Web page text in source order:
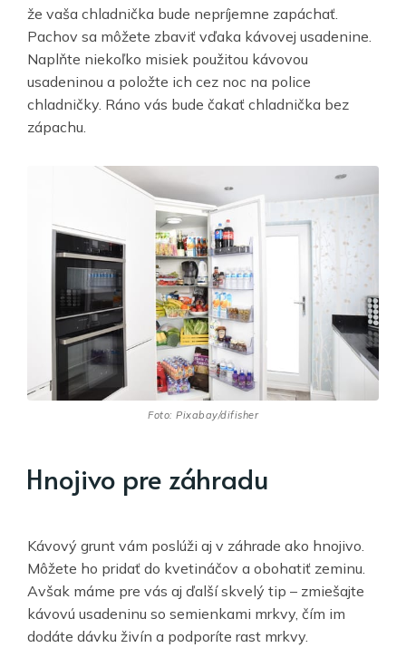
že vaša chladnička bude nepríjemne zapáchať.
Pachov sa môžete zbaviť vďaka kávovej usadenine.
Naplňte niekoľko misiek použitou kávovou
usadeninou a položte ich cez noc na police
chladničky. Ráno vás bude čakať chladnička bez
zápachu.
Foto: Pixabay/difisher
Hnojivo pre záhradu
Kávový grunt vám poslúži aj v záhrade ako hnojivo.
Môžete ho pridať do kvetináčov a obohatiť zeminu.
Avšak máme pre vás aj ďalší skvelý tip – zmiešajte
kávovú usadeninu so semienkami mrkvy, čím im
dodáte dávku živín a podporíte rast mrkvy.